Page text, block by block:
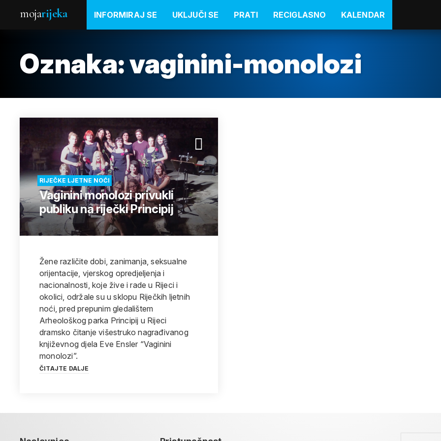
mojarijeka INFORMIRAJ SE UKLJUČI SE PRATI RECIGLASNO KALENDAR
Oznaka:vaginini-monolozi
RIJEČKE LJETNE NOĆI
Vaginini monolozi privukli
publiku na riječki Principij
Žene različite dobi, zanimanja, seksualne
orijentacije, vjerskog opredjeljenja i
nacionalnosti, koje žive i rade u Rijeci i
okolici, održale su u sklopu Riječkih ljetnih
noći, pred prepunim gledalištem
Arheološkog parka Principij u Rijeci
dramsko čitanje višestruko nagrađivanog
književnog djela Eve Ensler “Vaginini
monolozi”.
ČITAJTE DALJE